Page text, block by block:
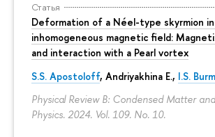
Статья
Deformation of a Néel-type skyrmion in
inhomogeneous magnetic field:
and interaction with a Pearl vortex
S.S. Apostoloff, Andriyakhina E., I.S.
Physical Review B: Condensed Matter
Physics. 2024. Vol. 109. No. 10.